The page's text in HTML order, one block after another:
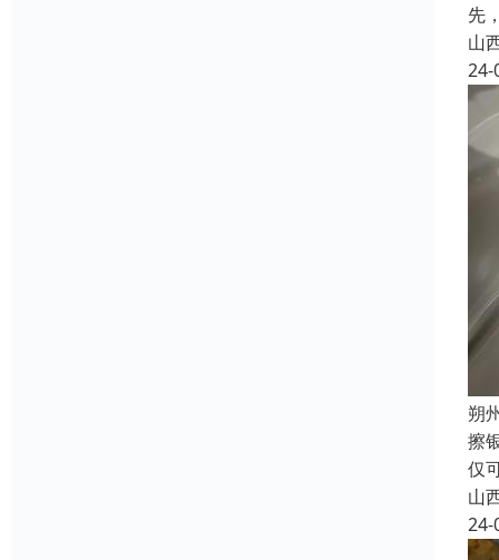
先
山
24-
朔
擦
仅
山
24-